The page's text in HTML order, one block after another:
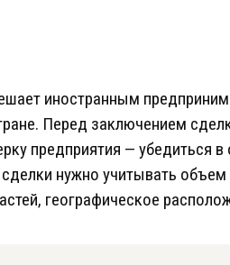
иностранным
Перед заключением
предприятия — убедиться
нужно учитывать
географическое